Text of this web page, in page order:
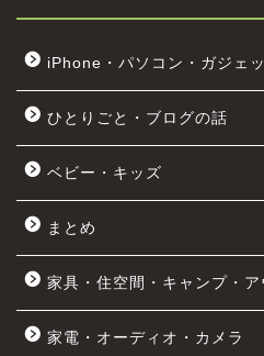
iPhone・パソコン・ガジェ
ひとりごと・ブログの話
ベビー・キッズ
まとめ
家具・住空間・キャンプ・ア
家電・オーディオ・カメラ